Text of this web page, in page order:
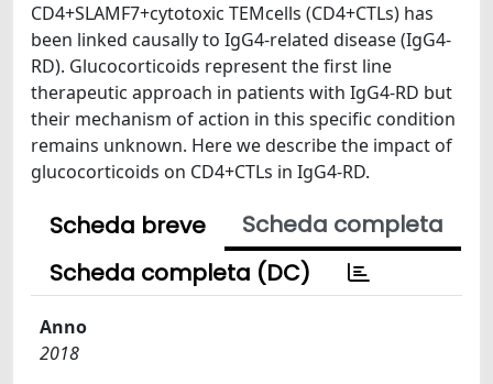
CD4+SLAMF7+cytotoxic TEMcells (CD4+CTLs) has
been linked causally to IgG4-related disease (IgG4-
RD). Glucocorticoids represent the first line
therapeutic approach in patients with IgG4-RD but
their mechanism of action in this specific condition
remains unknown. Here we describe the impact of
glucocorticoids on CD4+CTLs in IgG4-RD.
Scheda breve
Scheda completa
Scheda completa (DC)
Anno
2018